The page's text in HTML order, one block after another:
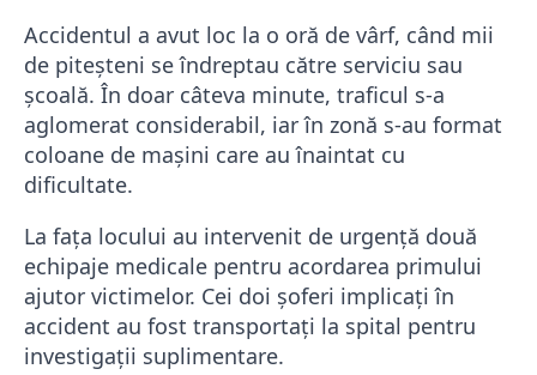
Accidentul a avut loc la o oră de vârf, când mii
de piteșteni se îndreptau către serviciu sau
școală. În doar câteva minute, traficul s-a
aglomerat considerabil, iar în zonă s-au format
coloane de mașini care au înaintat cu
dificultate.
La fața locului au intervenit de urgență două
echipaje medicale pentru acordarea primului
ajutor victimelor. Cei doi șoferi implicați în
accident au fost transportați la spital pentru
investigații suplimentare.